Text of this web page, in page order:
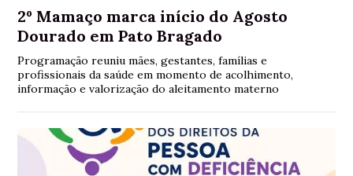
2º Mamaço marca início do Agosto
Dourado em Pato Bragado
Programação reuniu mães, gestantes, famílias e
profissionais da saúde em momento de acolhimento,
informação e valorização do aleitamento materno